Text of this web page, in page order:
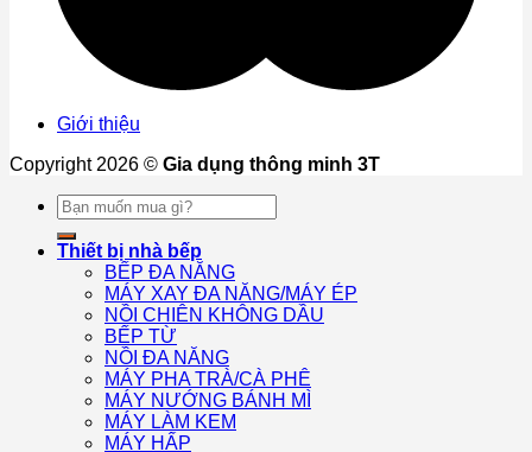
Giới thiệu
Copyright 2026 © Gia dụng thông minh 3T
Tìm
kiếm:
Thiết bị nhà bếp
BẾP ĐA NĂNG
MÁY XAY ĐA NĂNG/MÁY ÉP
NỒI CHIÊN KHÔNG DẦU
BẾP TỪ
NỒI ĐA NĂNG
MÁY PHA TRÀ/CÀ PHÊ
MÁY NƯỚNG BÁNH MÌ
MÁY LÀM KEM
MÁY HẤP